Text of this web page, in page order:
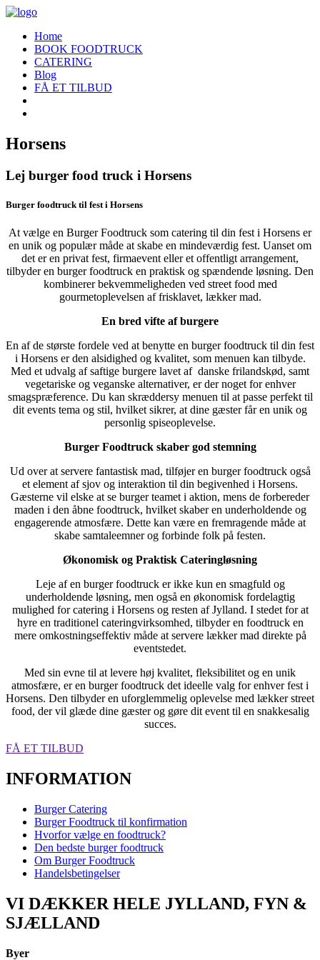
Home
BOOK FOODTRUCK
CATERING
Blog
FÅ ET TILBUD
Horsens
Lej burger food truck i Horsens
Burger foodtruck til fest i Horsens
At vælge en Burger Foodtruck som catering til din fest i Horsens er
en unik og populær måde at skabe en mindeværdig fest. Uanset om
det er en privat fest, firmaevent eller et offentligt arrangement,
tilbyder en burger foodtruck en praktisk og spændende løsning. Den
kombinerer bekvemmeligheden ved street food med
gourmetoplevelsen af frisklavet, lækker mad.
En bred vifte af burgere
En af de største fordele ved at benytte en burger foodtruck til din fest
i Horsens er den alsidighed og kvalitet, som menuen kan tilbyde.
Med et udvalg af saftige burgere lavet af danske frilandskød, samt
vegetariske og veganske alternativer, er der noget for enhver
smagspræference. Du kan skræddersy menuen til at passe perfekt til
dit events tema og stil, hvilket sikrer, at dine gæster får en unik og
personlig spiseoplevelse.
Burger Foodtruck skaber god stemning
Ud over at servere fantastisk mad, tilføjer en burger foodtruck også
et element af sjov og interaktion til din begivenhed i Horsens.
Gæsterne vil elske at se burger teamet i aktion, mens de forbereder
maden i den åbne foodtruck, hvilket skaber en underholdende og
engagerende atmosfære. Dette kan være en fremragende måde at
skabe samtaleemner og forbinde folk på festen.
Økonomisk og Praktisk Cateringløsning
Leje af en burger foodtruck er ikke kun en smagfuld og
underholdende løsning, men også en økonomisk fordelagtig
mulighed for catering i Horsens og resten af Jylland. I stedet for at
hyre en traditionel cateringvirksomhed, tilbyder en foodtruck en
mere omkostningseffektiv måde at servere lækker mad direkte på
eventstedet.
Med sin evne til at levere høj kvalitet, fleksibilitet og en unik
atmosfære, er en burger foodtruck det ideelle valg for enhver fest i
Horsens. Den tilbyder en uforglemmelig oplevelse med lækker street
food, der vil glæde dine gæster og gøre dit event til en snakkesalig
succes.
FÅ ET TILBUD
INFORMATION
Burger Catering
Burger Foodtruck til konfirmation
Hvorfor vælge en foodtruck?
Den bedste burger foodtruck
Om Burger Foodtruck
Handelsbetingelser
VI DÆKKER HELE JYLLAND, FYN &
SJÆLLAND
Byer